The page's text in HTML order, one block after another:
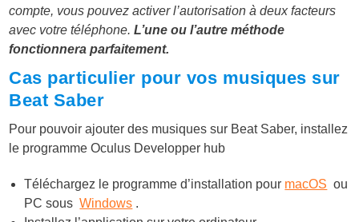
compte, vous pouvez activer l’autorisation à deux facteurs
avec votre téléphone.L’une ou l’autre méthode
fonctionnera parfaitement.
Cas particulier pour vos musiques sur
Beat Saber
Pour pouvoir ajouter des musiques sur Beat Saber, installez
le programme Oculus Developper hub
Téléchargez le programme d’installation pour macOS ou
PC sousWindows .